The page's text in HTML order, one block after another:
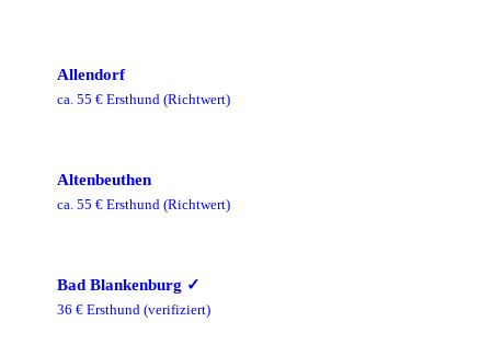
Allendorf
ca. 55 € Ersthund (Richtwert)
Altenbeuthen
ca. 55 € Ersthund (Richtwert)
Bad Blankenburg ✓
36 € Ersthund (verifiziert)